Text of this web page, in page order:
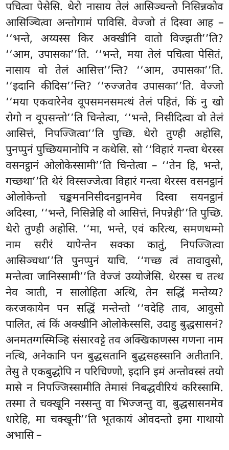
पचित्वा पेसेसि. थेरो नासाय तेलं आसिञ्चन्तो निसिन्नकोव
आसिञ्चित्वा अन्तोगामं पाविसि. वेज्जो तं दिस्वा आह –
‘‘भन्ते, अय्यस्स किर अक्खीनि वातो विज्झती’’ति?
‘‘आम, उपासका’’ति. ‘‘भन्ते, मया तेलं पचित्वा पेसितं,
नासाय वो तेलं आसित्त’’न्ति? ‘‘आम, उपासका’’ति.
‘‘इदानि कीदिस’’न्ति? ‘‘रुज्जतेव उपासका’’ति. वेज्जो
‘‘मया एकवारेनेव वूपसमनसमत्थं तेलं पहितं, किं नु खो
रोगो न वूपसन्तो’’ति चिन्तेत्वा, ‘‘भन्ते, निसीदित्वा वो तेलं
आसित्तं, निपज्जित्वा’’ति पुच्छि. थेरो तुण्ही अहोसि,
पुनप्पुनं पुच्छियमानोपि न कथेसि. सो ‘‘विहारं गन्त्वा थेरस्स
वसनट्ठानं ओलोकेस्सामी’’ति चिन्तेत्वा – ‘‘तेन हि, भन्ते,
गच्छथा’’ति थेरं विस्सज्जेत्वा विहारं गन्त्वा थेरस्स वसनट्ठानं
ओलोकेन्तो चङ्कमननिसीदनट्ठानमेव दिस्वा सयनट्ठानं
अदिस्वा, ‘‘भन्ते, निसिन्नेहि वो आसित्तं, निपन्नेही’’ति पुच्छि.
थेरो तुण्ही अहोसि. ‘‘मा, भन्ते, एवं करित्थ, समणधम्मो
नाम सरीरं यापेन्तेन सक्का कातुं, निपज्जित्वा
आसिञ्चथा’’ति पुनप्पुनं याचि. ‘‘गच्छ त्वं तावावुसो,
मन्तेत्वा जानिस्सामी’’ति वेज्जं उय्योजेसि. थेरस्स च तत्थ
नेव ञाती, न सालोहिता अत्थि, तेन सद्धिं मन्तेय्य?
करजकायेन पन सद्धिं मन्तेन्तो ‘‘वदेहि ताव, आवुसो
पालित, त्वं किं अक्खीनि ओलोकेस्ससि, उदाहु बुद्धसासनं?
अनमतग्गस्मिञ्हि संसारवट्टे तव अक्खिकाणस्स गणना नाम
नत्थि, अनेकानि पन बुद्धसतानि बुद्धसहस्सानि अतीतानि.
तेसु ते एकबुद्धोपि न परिचिण्णो, इदानि इमं अन्तोवस्सं तयो
मासे न निपज्जिस्सामीति तेमासं निबद्धवीरियं करिस्सामि.
तस्मा ते चक्खूनि नस्सन्तु वा भिज्जन्तु वा, बुद्धसासनमेव
धारेहि, मा चक्खूनी’’ति भूतकायं ओवदन्तो इमा गाथायो
अभासि –